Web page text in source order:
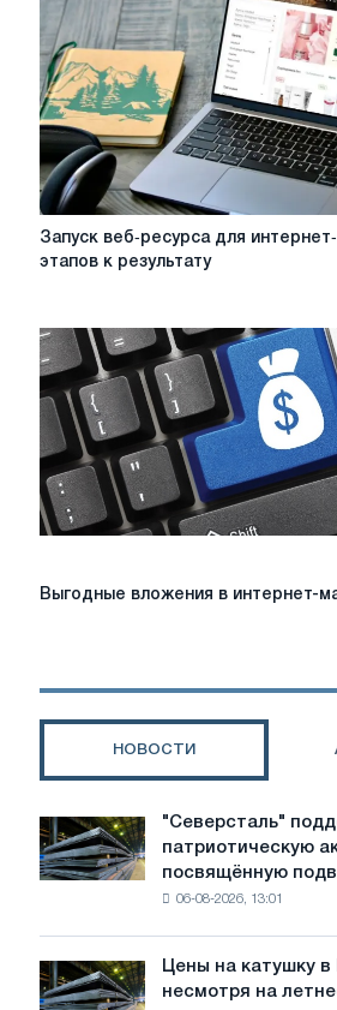
бизнеса
Запуск
5
этапов
к
результату
Запуск веб‑ресурса для
этапов к результату
Выгодные
магазин
Выгодные вложения в интернет-
НОВОСТИ
"Северсталь"
поддержала
патриотическую
советской
авиации
"Северсталь"
патриотическую
посвящённую
06-08-2026, 13:01
Цены
на
Цены на катушку в
несмотря на